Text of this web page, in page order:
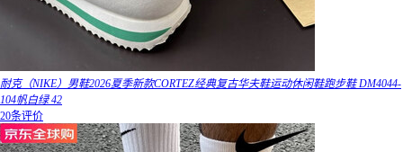
耐克（NIKE）男鞋2026夏季新款CORTEZ经典复古华夫鞋运动休闲鞋跑步鞋 DM4044-
104帆白绿 42
20条评价